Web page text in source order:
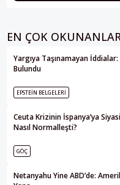
EN ÇOK
Yargıya Taşınamayan İddialar:
Bulundu
EPSTEIN BELGELERI
Ceuta Krizinin İspanya’ya
Nasıl Normalleşti?
GÖÇ
Netanyahu Yine ABD’de: